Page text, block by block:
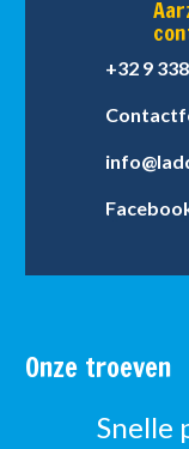
+32 9
Onze troeven
Snelle